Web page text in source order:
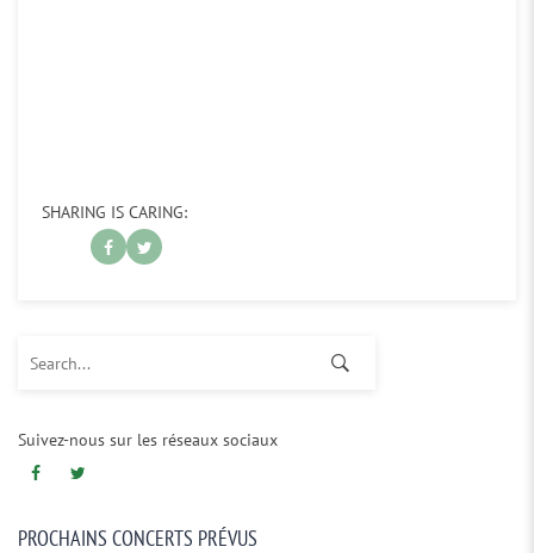
SHARING IS CARING:
Suivez-nous sur les réseaux sociaux
PROCHAINS CONCERTS PRÉVUS